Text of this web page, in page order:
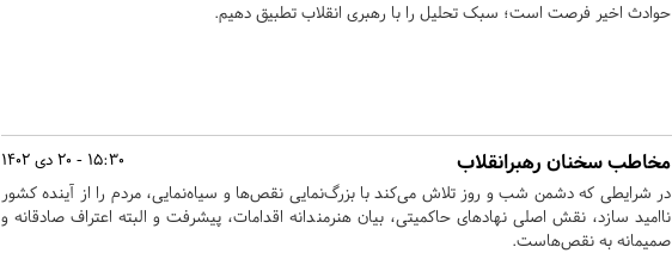
حوادث اخیر فرصت است؛ سبک تحلیل را با رهبری انقلاب تطبیق دهیم.
15:30 - 20 دی 1402 مخاطب سخنان ‌رهبرانقلاب
در شرایطی که دشمن شب و روز تلاش می‌کند با بزرگ‌نمایی نقص‌ها و سیاه‌نمایی، مردم را از آینده کشور
ناامید سازد، نقش اصلی نهادهای حاکمیتی، بیان هنرمندانه اقدامات، پیشرفت و البته اعتراف صادقانه و
صمیمانه به نقص‌هاست.